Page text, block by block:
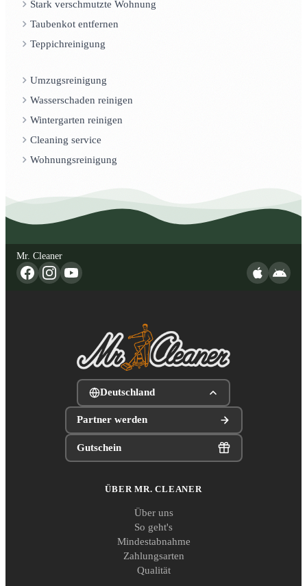
Stark verschmutzte Wohnung
Taubenkot entfernen
Teppichreinigung
Umzugsreinigung
Wasserschaden reinigen
Wintergarten reinigen
Cleaning service
Wohnungsreinigung
Mr. Cleaner
Deutschland
Partner werden
Gutschein
ÜBER MR. CLEANER
Über uns
So geht's
Mindestabnahme
Zahlungsarten
Qualität